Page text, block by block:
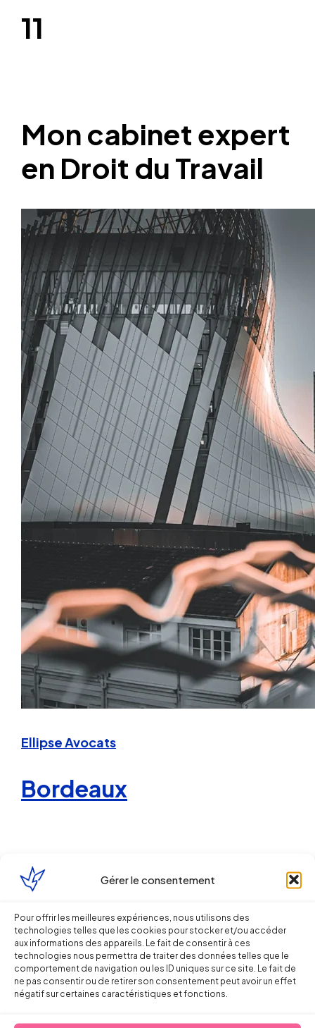
Gérer le consentement
Pour offrir les meilleures expériences, nous utilisons des
technologies telles que les cookies pour stocker et/ou accéder
aux informations des appareils. Le fait de consentir à ces
technologies nous permettra de traiter des données telles que le
comportement de navigation ou les ID uniques sur ce site. Le fait de
ne pas consentir ou de retirer son consentement peut avoir un effet
négatif sur certaines caractéristiques et fonctions.
11
Mon cabinet expert
en Droit du Travail
Ellipse Avocats
Bordeaux
Mes compétences
Droit